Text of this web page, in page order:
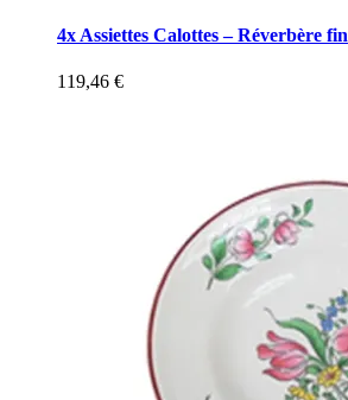
4x Assiettes Calottes – Réverbère fin
119,46 €